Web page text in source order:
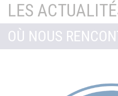
LES
OÙ NOUS